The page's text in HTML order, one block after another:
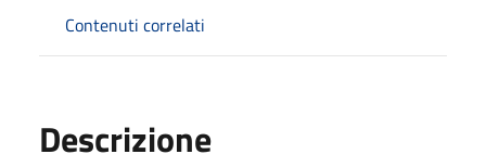
Contenuti correlati
Descrizione